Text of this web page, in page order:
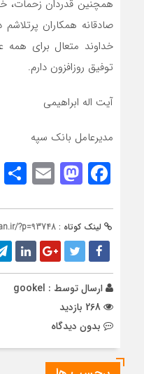
همچنین قدردان
صادقانه همکاران
خداوند متعال برای همه
توفیق روزافزون دارم.
آیت اله ابراهیمی
مدیرعامل بانک سپه
Facebook
لینک کوتاه : ?p=93748
ارسال توسط : gookel
بدون دیدگاه